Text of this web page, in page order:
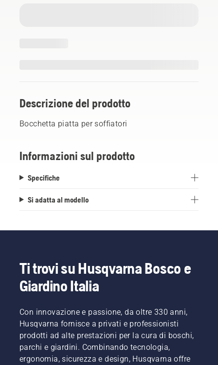
Descrizione del prodotto
Bocchetta piatta per soffiatori
Informazioni sul prodotto
Specifiche
Si adatta al modello
Ti trovi su Husqvarna Bosco e
Giardino Italia
Con innovazione e passione, da oltre 330 anni,
Husqvarna fornisce a privati e professionisti
prodotti ad alte prestazioni per la cura di boschi,
parchi e giardini. Combinando tecnologia,
ergonomia, sicurezza e design, Husqvarna offre